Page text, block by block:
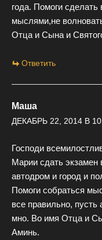
года. Помоги сделать
мыслями,не
Отца и Сына и
Ответить
Маша
ДЕКАБРЬ 22, 2014 В
Господи
Марии сдать
автодром и город и
Помоги собраться
все правильно, пусть
мно. Во имя Отца и
Аминь.